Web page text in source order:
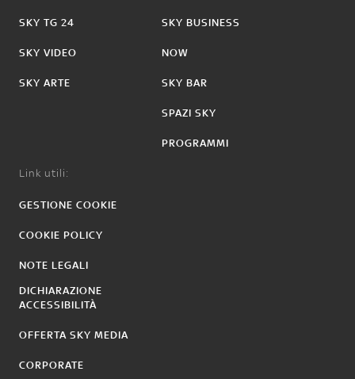
SKY TG 24
SKY VIDEO
SKY ARTE
SKY BUSINESS
NOW
SKY BAR
SPAZI SKY
PROGRAMMI
Link utili:
GESTIONE COOKIE
COOKIE POLICY
NOTE LEGALI
DICHIARAZIONE
ACCESSIBILITÀ
OFFERTA SKY MEDIA
CORPORATE